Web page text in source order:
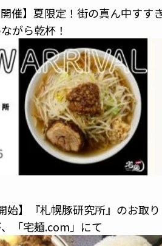
開催】夏限定！街の真ん中すす
がら乾杯！
始】『札幌豚研究所』のお取り
「宅麺.com」にて